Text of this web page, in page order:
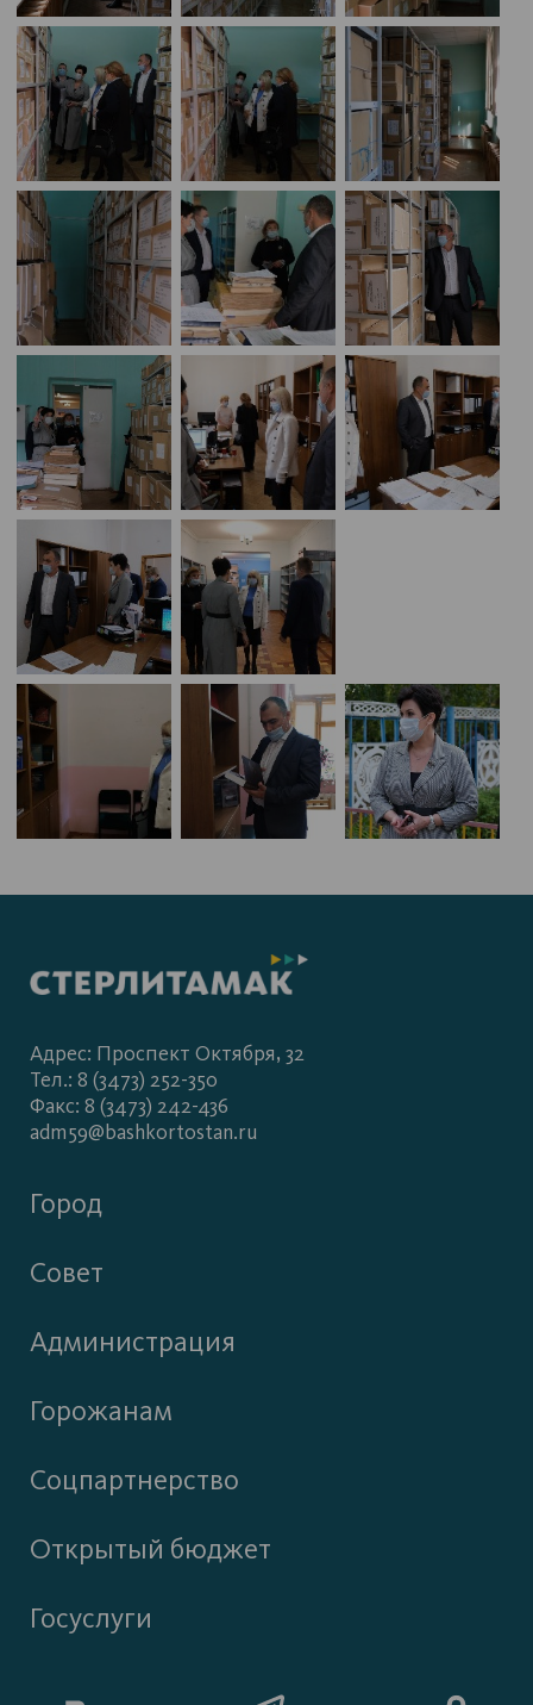
Адрес: Проспект Октября, 32
Тел.: 8 (3473) 252-350
Факс: 8 (3473) 242-436
adm59@bashkortostan.ru
Город
Совет
Администрация
Горожанам
Соцпартнерство
Открытый бюджет
Госуслуги